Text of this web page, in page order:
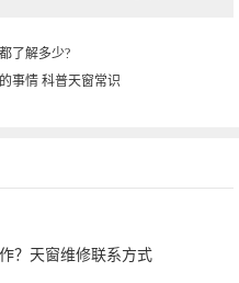
了解多少?
事情 科普天窗常识
？天窗维修联系方式